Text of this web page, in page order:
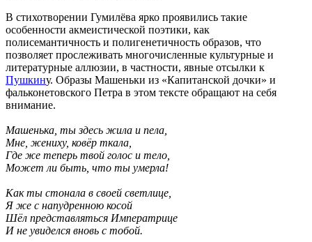
В стихотворении Гумилёва ярко проявились такие
особенности акмеистической поэтики, как
полисемантичность и полигенетичность образов, что
позволяет прослеживать многочисленные культурные и
литературные аллюзии, в частности, явные отсылки к
Пушкину. Образы Машеньки из «Капитанской дочки» и
фальконетовского Петра в этом тексте обращают на себя
внимание.
Машенька, ты здесь жила и пела,
Мне, жениху, ковёр ткала,
Где же теперь твой голос и тело,
Может ли быть, что ты умерла!
Как ты стонала в своей светлице,
Я же с напудренною косой
Шёл представляться Императрице
И не увиделся вновь с тобой.